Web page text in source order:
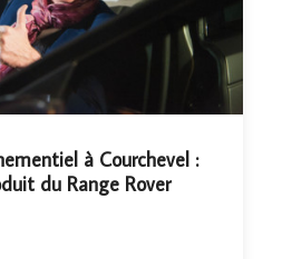
à Courchevel :
du Range Rover